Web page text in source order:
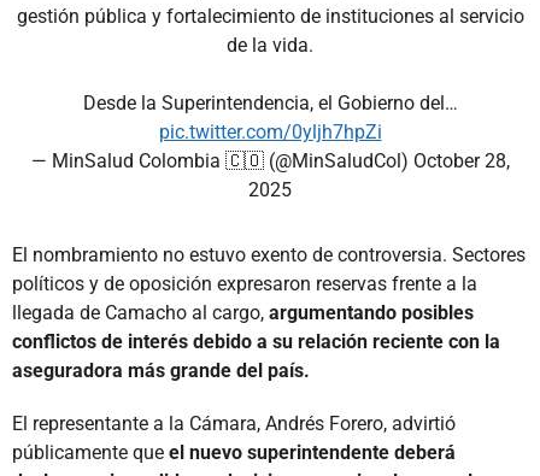
gestión pública y fortalecimiento de instituciones al servicio
de la vida.
Desde la Superintendencia, el Gobierno del…
pic.twitter.com/0yljh7hpZi
— MinSalud Colombia 🇨🇴 (@MinSaludCol) October 28,
2025
El nombramiento no estuvo exento de controversia. Sectores
políticos y de oposición expresaron reservas frente a la
llegada de Camacho al cargo, argumentando posibles
conflictos de interés debido a su relación reciente con la
aseguradora más grande del país.
El representante a la Cámara, Andrés Forero, advirtió
públicamente que el nuevo superintendente deberá